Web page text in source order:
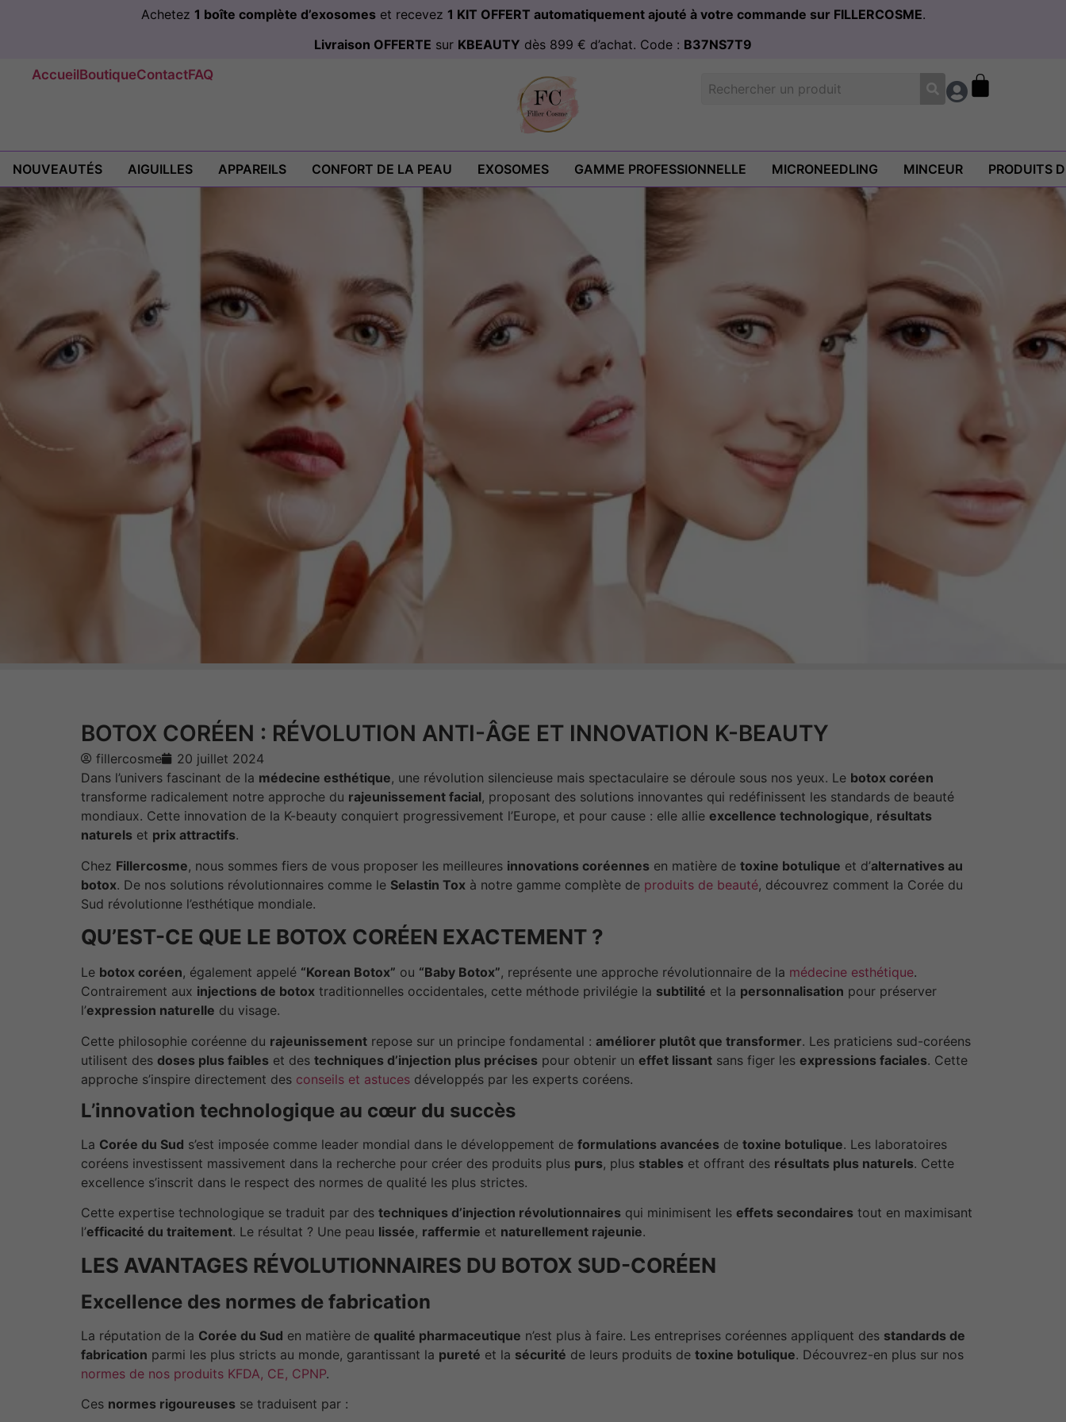
Achetez 1 boîte complète d’exosomeset recevez 1 KIT OFFERT automatiquement ajouté à votre commande sur FILLERCOSME.
Livraison OFFERTE sur KBEAUTY dès 899 € d’achat. Code : B37NS7T9
AccueilBoutiqueContactFAQ
NOUVEAUTÉS AIGUILLES APPAREILS CONFORT DE LA PEAU EXOSOMES GAMME PROFESSIONNELLE MICRONEEDLING MINCEUR PRODUITS
BOTOX CORÉEN : RÉVOLUTION ANTI-ÂGE ET INNOVATION K-BEAUTY
fillercosme
20 juillet 2024
Dans l’univers fascinant de la médecine esthétique, une révolution silencieuse mais spectaculaire se déroule sous nos yeux. Le botox coréen
transforme radicalement notre approche du rajeunissement facial, proposant des solutions innovantes qui redéfinissent les standards de beauté
mondiaux. Cette innovation de la K-beauty conquiert progressivement l’Europe, et pour cause : elle allie excellence technologique, résultats
naturels et prix attractifs.
Chez Fillercosme, nous sommes fiers de vous proposer les meilleures innovations coréennes en matière de toxine botulique et d’alternatives au
botox. De nos solutions révolutionnaires comme le Selastin Tox à notre gamme complète de produits de beauté, découvrez comment la Corée du
Sud révolutionne l’esthétique mondiale.
QU’EST-CE QUE LE BOTOX CORÉEN EXACTEMENT ?
Le botox coréen, également appelé “Korean Botox” ou “Baby Botox”, représente une approche révolutionnaire de la médecine esthétique.
Contrairement aux injections de botox traditionnelles occidentales, cette méthode privilégie la subtilité et la personnalisation pour préserver
l’expression naturelle du visage.
Cette philosophie coréenne du rajeunissement repose sur un principe fondamental : améliorer plutôt que transformer. Les praticiens sud-coréens
utilisent des doses plus faibles et des techniques d’injection plus précises pour obtenir un effet lissant sans figer les expressions faciales. Cette
approche s’inspire directement des conseils et astuces développés par les experts coréens.
L’innovation technologique au cœur du succès
La Corée du Sud s’est imposée comme leader mondial dans le développement de formulations avancées de toxine botulique. Les laboratoires
coréens investissent massivement dans la recherche pour créer des produits plus purs, plus stables et offrant des résultats plus naturels. Cette
excellence s’inscrit dans le respect des normes de qualité les plus strictes.
Cette expertise technologique se traduit par des techniques d’injection révolutionnaires qui minimisent les effets secondaires tout en maximisant
l’efficacité du traitement. Le résultat ? Une peau lissée, raffermie et naturellement rajeunie.
LES AVANTAGES RÉVOLUTIONNAIRES DU BOTOX SUD-CORÉEN
Excellence des normes de fabrication
La réputation de la Corée du Sud en matière de qualité pharmaceutique n’est plus à faire. Les entreprises coréennes appliquent des standards de
fabrication parmi les plus stricts au monde, garantissant la pureté et la sécurité de leurs produits de toxine botulique. Découvrez-en plus sur nos
normes de nos produits KFDA, CE, CPNP.
Ces normes rigoureuses se traduisent par :